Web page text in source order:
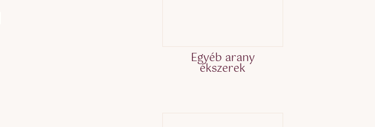
Egyéb arany
ékszerek